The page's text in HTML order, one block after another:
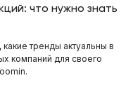
что нужно знать
тренды актуальны в
компаний для своего